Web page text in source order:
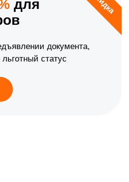
для
документа,
статус